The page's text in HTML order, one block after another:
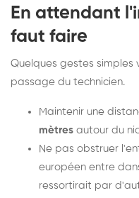
En attendant
faut faire
Quelques gestes
passage du technicien.
Maintenir une
mètres autour du
Ne pas obstruer
européen entre
ressortirait par